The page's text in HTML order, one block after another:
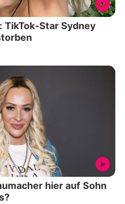
TikTok-Star Sydney
hier auf Sohn